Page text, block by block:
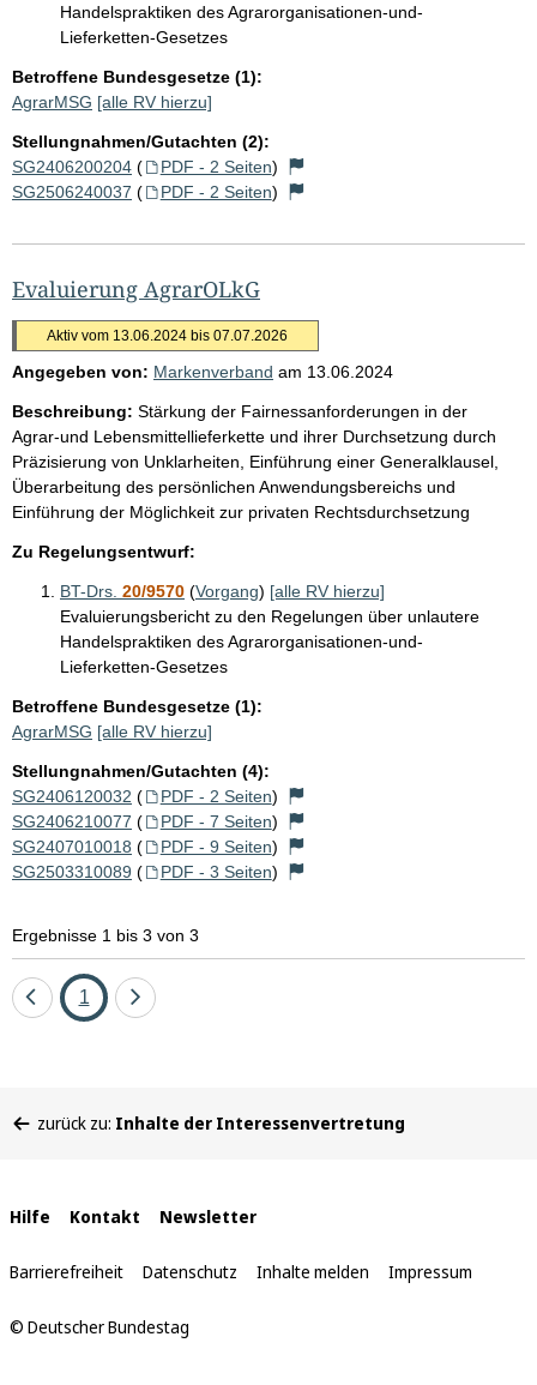
Handelspraktiken des Agrarorganisationen-und-
Lieferketten-Gesetzes
Betroffene Bundesgesetze (1):
AgrarMSG [alle RV hierzu]
Stellungnahmen/Gutachten (2):
SG2406200204 ( PDF - 2 Seiten)
SG2506240037 ( PDF - 2 Seiten)
Evaluierung AgrarOLkG
Aktiv vom 13.06.2024 bis 07.07.2026
Angegeben von: Markenverband am 13.06.2024
Beschreibung: Stärkung der Fairnessanforderungen in der
Agrar-und Lebensmittellieferkette und ihrer Durchsetzung durch
Präzisierung von Unklarheiten, Einführung einer Generalklausel,
Überarbeitung des persönlichen Anwendungsbereichs und
Einführung der Möglichkeit zur privaten Rechtsdurchsetzung
Zu Regelungsentwurf:
BT-Drs. 20/9570 (Vorgang) [alle RV hierzu]
Evaluierungsbericht zu den Regelungen über unlautere
Handelspraktiken des Agrarorganisationen-und-
Lieferketten-Gesetzes
Betroffene Bundesgesetze (1):
AgrarMSG [alle RV hierzu]
Stellungnahmen/Gutachten (4):
SG2406120032 ( PDF - 2 Seiten)
SG2406210077 ( PDF - 7 Seiten)
SG2407010018 ( PDF - 9 Seiten)
SG2503310089 ( PDF - 3 Seiten)
Ergebnisse 1 bis 3 von 3
EineSeite
1
Eine
befinden
zurück zu: Inhalte der Interessenvertretung
Interne
Links
Hilfe Kontakt Newsletter
Barrierefreiheit Datenschutz Inhalte melden Impressum
© Deutscher Bundestag